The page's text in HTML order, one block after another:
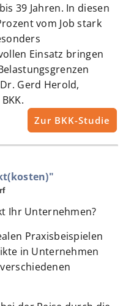
39 Jahren. In diesen
vom Job stark
Einsatz bringen
Gerd Herold,
Zur BKK-Studie
Ihr Unternehmen?
Praxisbeispielen
in Unternehmen